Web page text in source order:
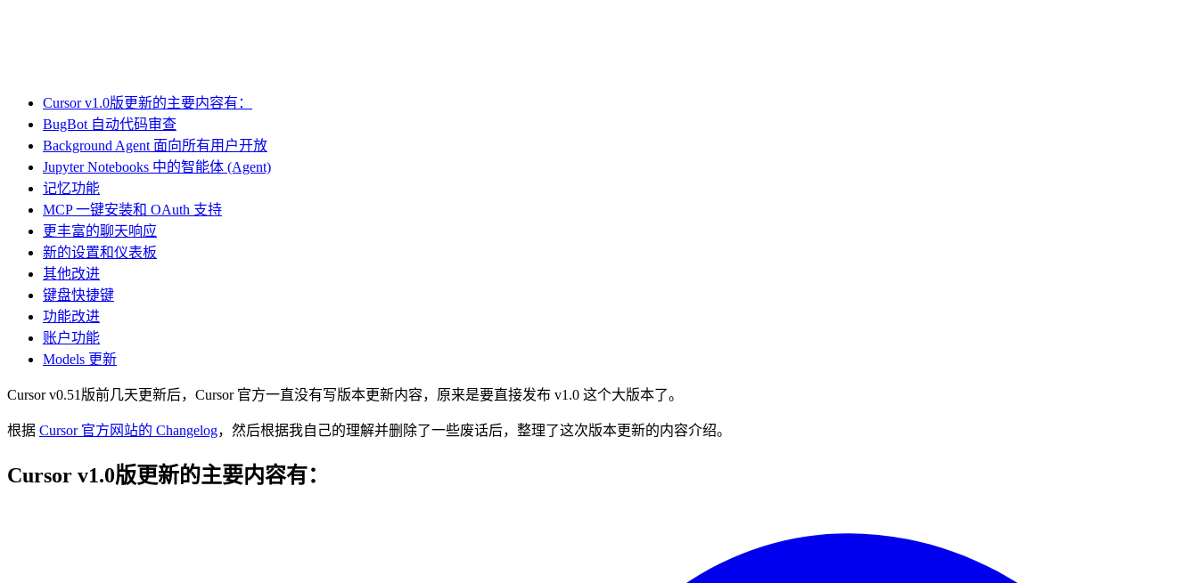
Cursor v1.0版更新的主要内容有：
BugBot 自动代码审查
Background Agent 面向所有用户开放
Jupyter Notebooks 中的智能体 (Agent)
记忆功能
MCP 一键安装和 OAuth 支持
更丰富的聊天响应
新的设置和仪表板
其他改进
键盘快捷键
功能改进
账户功能
Models 更新
Cursor v0.51版前几天更新后，Cursor 官方一直没有写版本更新内容，原来是要直接发布 v1.0 这个大版本了。
根据 Cursor 官方网站的 Changelog，然后根据我自己的理解并删除了一些废话后，整理了这次版本更新的内容介绍。
Cursor v1.0版更新的主要内容有：